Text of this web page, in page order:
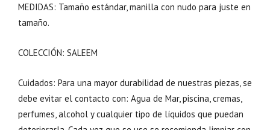
MEDIDAS: Tamaño estándar, manilla con nudo para juste en
tamaño.
COLECCIÓN: SALEEM
Cuidados: Para una mayor durabilidad de nuestras piezas, se
debe evitar el contacto con: Agua de Mar, piscina, cremas,
perfumes, alcohol y cualquier tipo de líquidos que puedan